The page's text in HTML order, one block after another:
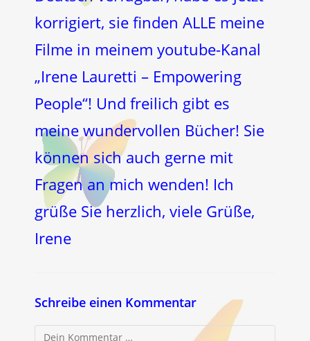
korrigiert, sie finden ALLE meine
Filme in meinem youtube-Kanal
„Irene Lauretti – Empowering
People“! Und freilich gibt es
meine wundervollen Bücher! Sie
können sich auch gerne mit
Fragen an mich wenden! Ich
grüße Sie herzlich, viele Grüße,
Irene
Schreibe einen Kommentar
Kommentar